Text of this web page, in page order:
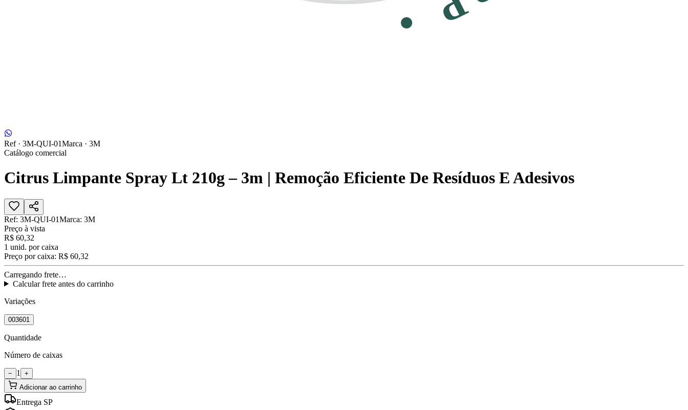
Ref · 3M-QUI-01Marca · 3M
Catálogo comercial
Citrus Limpante Spray Lt 210g – 3m | Remoção Eficiente De Resíduos E Adesivos
Ref: 3M-QUI-01Marca: 3M
Preço à vista
R$ 60,32
1 unid. por caixa
Preço por caixa: R$ 60,32
Carregando frete…
Calcular frete antes do carrinho
Variações
003601
Quantidade
Número de caixas
− 1
+
Adicionar ao carrinho
Entrega SP